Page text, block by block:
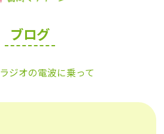
ブログ
ラジオの電波に乗って